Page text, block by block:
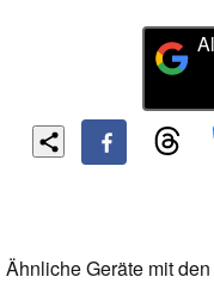
Ähnliche Geräte mit den